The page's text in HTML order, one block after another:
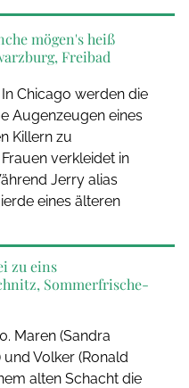
mögen's heiß
Freibad
Chicago werden die
Augenzeugen eines
Killern zu
verkleidet in
Jerry alias
eines älteren
zu eins
Sommerfrische-
Maren (Sandra
Volker (Ronald
alten Schacht die